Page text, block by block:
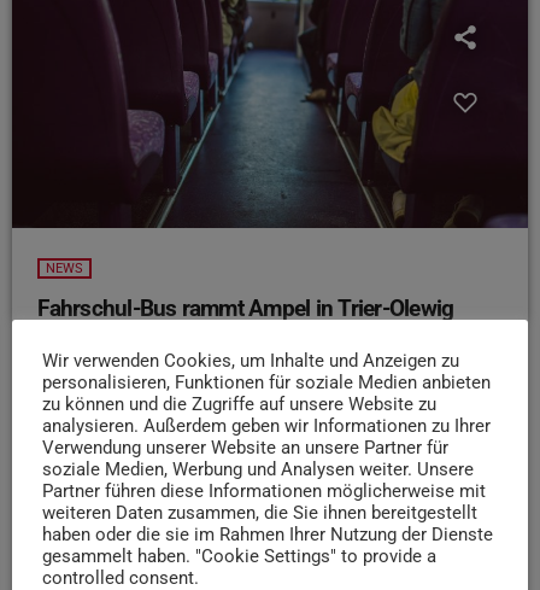
NEWS
Fahrschul-Bus rammt Ampel in Trier-Olewig
ungewöhnlichen Verkehrsunfall mit einem Fahrschulbus
gekommen. Nach Angaben der Polizei Trier wurde das
Fahrzeug beim Abbiegen von einem Fahrschüler
gesteuert, während der Fahrlehrer durch die tiefstehende
Wintersonne geblendet war. Der Bus prallte mit dem Heck
gegen einen Ampelmast, wobei eine Scheibe an der
hinteren Tür zerbrach. Verletzt wurde niemand, es blieb
bei Sachschaden an Bus und Ampel.
Wir verwenden Cookies, um Inhalte und Anzeigen zu
personalisieren, Funktionen für soziale Medien anbieten
zu können und die Zugriffe auf unsere Website zu
analysieren. Außerdem geben wir Informationen zu Ihrer
Verwendung unserer Website an unsere Partner für
soziale Medien, Werbung und Analysen weiter. Unsere
Partner führen diese Informationen möglicherweise mit
weiteren Daten zusammen, die Sie ihnen bereitgestellt
haben oder die sie im Rahmen Ihrer Nutzung der Dienste
gesammelt haben. "Cookie Settings" to provide a
controlled consent.